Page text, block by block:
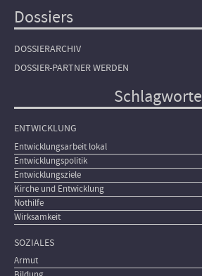
Dossiers
DOSSIERARCHIV
DOSSIER-PARTNER WERDEN
Schlagworte
ENTWICKLUNG
Entwicklungsarbeit lokal
Entwicklungspolitik
Entwicklungsziele
Kirche und Entwicklung
Nothilfe
Wirksamkeit
SOZIALES
Armut